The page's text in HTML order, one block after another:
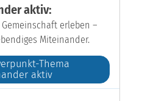
aktiv:
erleben –
Miteinander.
Thema
aktiv